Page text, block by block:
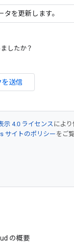
を更新します。
したか？
を送信
示 4.0 ライセンス によ
サイトのポリシー をご
の概要